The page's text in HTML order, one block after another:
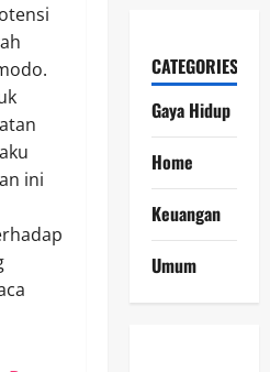
ini
CATEGORIES
Gaya Hidup
Home
Keuangan
Umum